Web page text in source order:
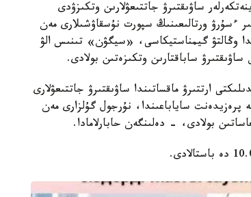
ساۋىقتىرۋ جاتتىعۋلارىن وتكىزۋدى
ءسۇرۋ ورتالىعىنىڭ سپورت نۇسقاۋشىلارى مەن
تاڭعى ۋاقىتتا ساعات 8.00-11.30 ارالىعىندا وڭالتۋ گيمناستيكاسى، «سيگۋن» تىنىس الۋ
ساباقتارىن وتكىزەتىن بولادى.
ارتتىرۋ ماقساتىندا ساۋىقتىرۋ جاتتىعۋلارى
ساياباعىندا، نۇرجول گۇلزارى مەن
بولادى، - دەلىنگەن حابارلامادا.